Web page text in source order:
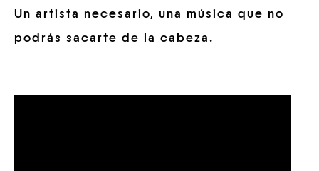
Un artista necesario, una música que no
podrás sacarte de la cabeza.